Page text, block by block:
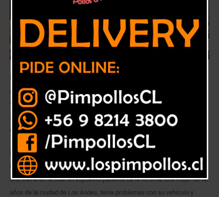
Detectives de la Brigada Investigadora de Delitos Económicos de San
Antonio, detuvieron en flagrancia aun sujeto que estafaba a personas
vía telefónica, usando el denominado “cuento del tío”, solicitando altas
sumas de dinero para ayudar a un supuesto familiar que se encontraba
en problemas.
El jefe de la unidad policial, Comisario Jorge Jara, explicó que en esta
oportunidad, el imputado de 28 años, individualizado como E.A.B.F., creó
una trama en la cual un supuesto pariente de la víctima, una mujer de 58
años de la ciudad de Los Andes, tenía problemas con su vehículo y